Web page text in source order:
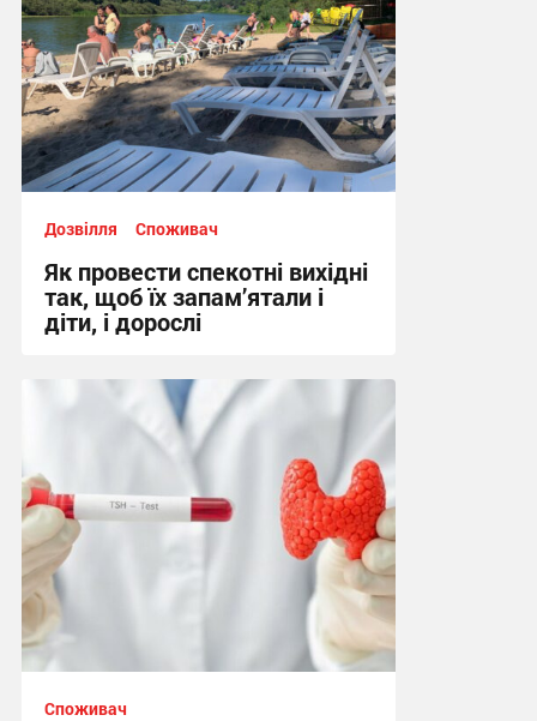
Дозвілля Споживач
Як провести спекотні вихідні
так, щоб їх запам’ятали і
діти, і дорослі
10:02 сьогодні
Споживач